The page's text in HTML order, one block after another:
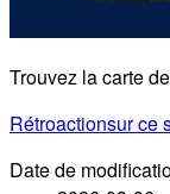
Trouvez la carte
Rétroactionsur ce
Date de